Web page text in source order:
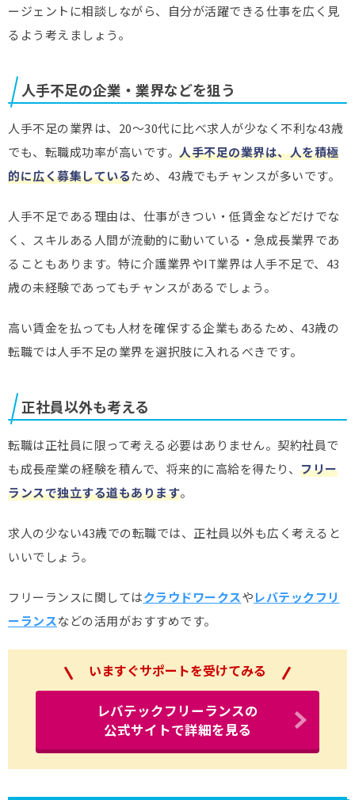
ージェントに相談しながら、自分が活躍できる仕事を広く見
るよう考えましょう。
人手不足の企業・業界などを狙う
人手不足の業界は、20～30代に比べ求人が少なく不利な43歳
でも、転職成功率が高いです。 人手不足の業界は、人を積極
的に広く募集しているため、43歳でもチャンスが多いです。
人手不足である理由は、仕事がきつい・低賃金などだけでな
く、スキルある人間が流動的に動いている・急成長業界であ
ることもあります。特に介護業界やIT業界は人手不足で、43
歳の未経験であってもチャンスがあるでしょう。
高い賃金を払っても人材を確保する企業もあるため、43歳の
転職では人手不足の業界を選択肢に入れるべきです。
正社員以外も考える
転職は正社員に限って考える必要はありません。契約社員で
も成長産業の経験を積んで、将来的に高給を得たり、 フリー
ランスで独立する道もあります。
求人の少ない43歳での転職では、正社員以外も広く考えると
いいでしょう。
フリーランスに関してはクラウドワークスやレバテックフリ
ーランスなどの活用がおすすめです。
いますぐサポートを受けてみる
レバテックフリーランスの
公式サイトで詳細を見る